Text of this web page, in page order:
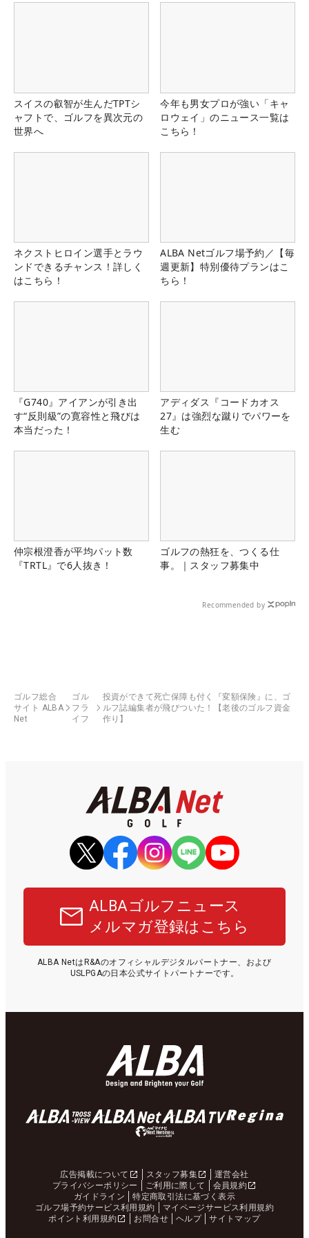
スイスの叡智が生んだTPTシ
ャフトで、ゴルフを異次元の
世界へ
今年も男女プロが強い「キャ
ロウェイ」のニュース一覧は
こちら！
ネクストヒロイン選手とラウ
ンドできるチャンス！詳しく
はこちら！
ALBA Netゴルフ場予約／【毎
週更新】特別優待プランはこ
ちら！
『G740』アイアンが引き出
す“反則級”の寛容性と飛びは
本当だった！
アディダス『コードカオス
27』は強烈な蹴りでパワーを
生む
仲宗根澄香が平均パット数
『TRTL』で6人抜き！
ゴルフの熱狂を、つくる仕
事。｜スタッフ募集中
Recommended by
ゴルフ総合
サイト ALBA
Net
ゴル
フラ
イフ
投資ができて死亡保障も付く『変額保険』に、ゴ
ルフ誌編集者が飛びついた！【老後のゴルフ資金
作り】
ALBAゴルフニュース
メルマガ登録はこちら
ALBA NetはR&Aのオフィシャルデジタルパートナー、および
USLPGAの日本公式サイトパートナーです。
広告掲載について スタッフ募集
運営会社
プライバシーポリシー
ご利用に際して
会員規約
ガイドライン
特定商取引法に基づく表示
ゴルフ場予約サービス利用規約
マイページサービス利用規約
ポイント利用規約
お問合せ ヘルプ サイトマップ